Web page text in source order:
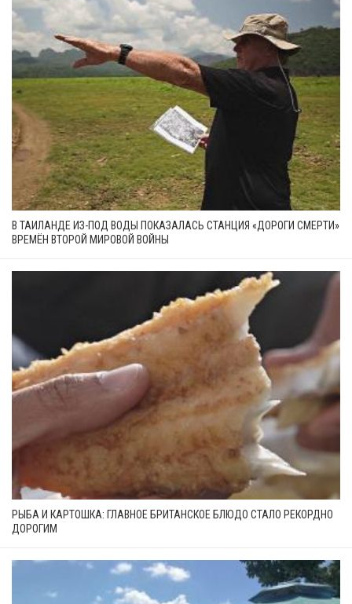
В ТАИЛАНДЕ ИЗ-ПОД ВОДЫ ПОКАЗАЛАСЬ СТАНЦИЯ «ДОРОГИ СМЕРТИ»
ВРЕМЁН ВТОРОЙ МИРОВОЙ ВОЙНЫ
РЫБА И КАРТОШКА: ГЛАВНОЕ БРИТАНСКОЕ БЛЮДО СТАЛО РЕКОРДНО
ДОРОГИМ